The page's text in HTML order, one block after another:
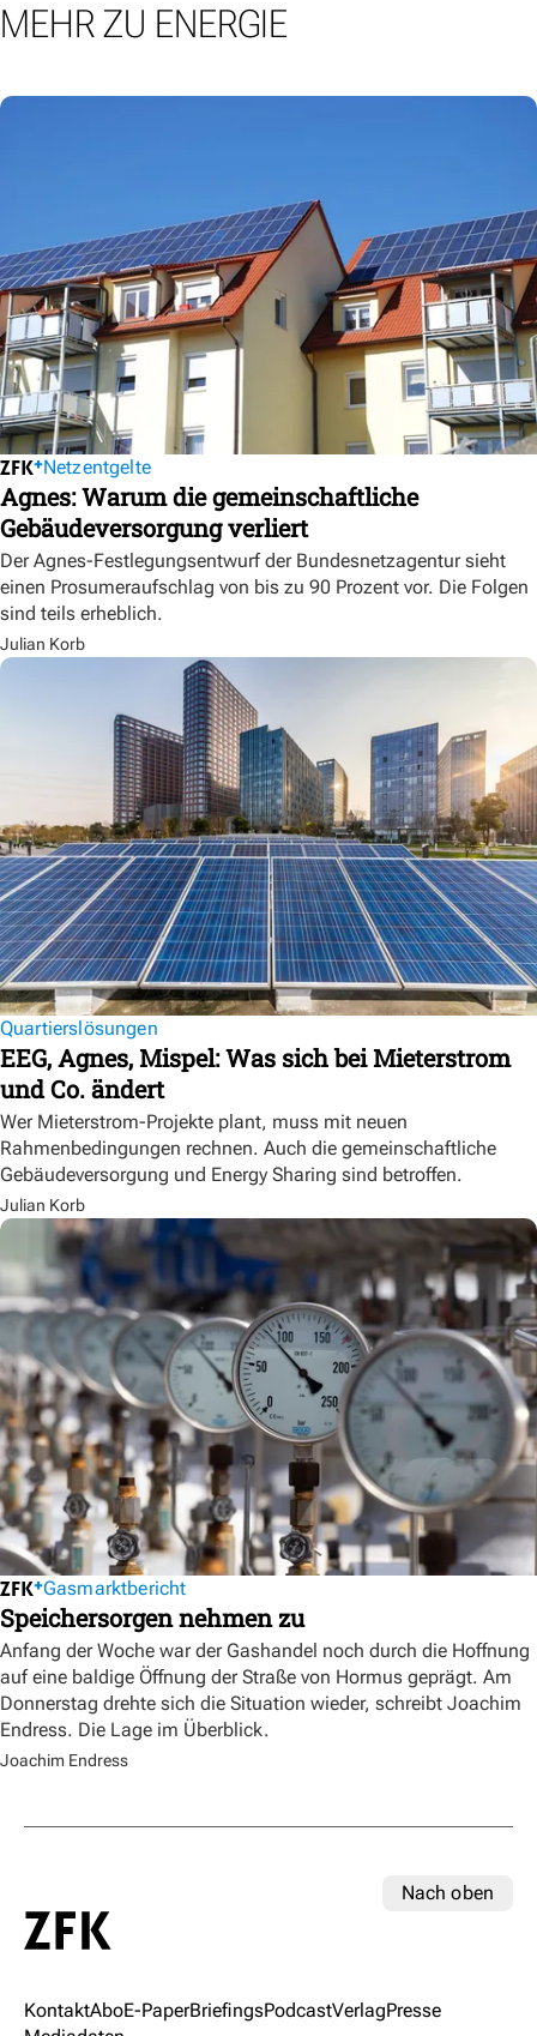
MEHR ZU ENERGIE
Netzentgelte
Agnes: Warum die gemeinschaftliche
Gebäudeversorgung verliert
Der Agnes-Festlegungsentwurf der Bundesnetzagentur sieht
einen Prosumeraufschlag von bis zu 90 Prozent vor. Die Folgen
sind teils erheblich.
Julian Korb
Quartierslösungen
EEG, Agnes, Mispel: Was sich bei Mieterstrom
und Co. ändert
Wer Mieterstrom-Projekte plant, muss mit neuen
Rahmenbedingungen rechnen. Auch die gemeinschaftliche
Gebäudeversorgung und Energy Sharing sind betroffen.
Julian Korb
Gasmarktbericht
Speichersorgen nehmen zu
Anfang der Woche war der Gashandel noch durch die Hoffnung
auf eine baldige Öffnung der Straße von Hormus geprägt. Am
Donnerstag drehte sich die Situation wieder, schreibt Joachim
Endress. Die Lage im Überblick.
Joachim Endress
Nach oben
KontaktAboE-PaperBriefingsPodcastVerlagPresse